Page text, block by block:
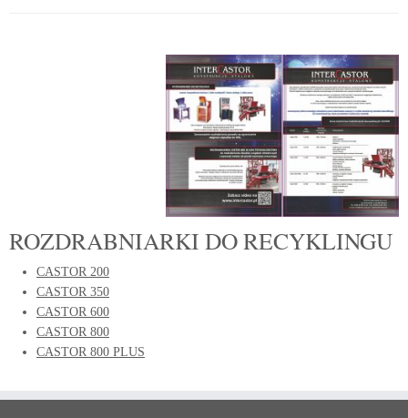
ROZDRABNIARKI DO RECYKLINGU
CASTOR 200
CASTOR 350
CASTOR 600
CASTOR 800
CASTOR 800 PLUS